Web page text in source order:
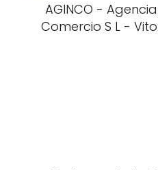
AGINCO -
Comercio S L -